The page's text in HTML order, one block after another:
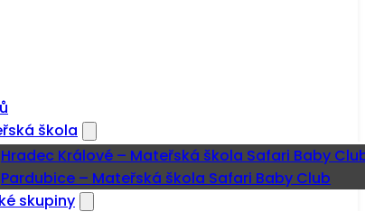
škola
Hradec Králové – Mateřská škola Safari Baby
Pardubice – Mateřská škola Safari Baby Club
skupiny